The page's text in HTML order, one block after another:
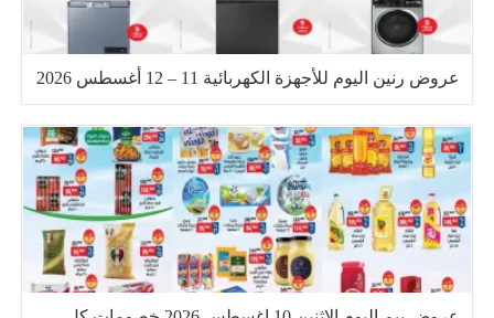
عروض رنين اليوم للأجهزة الكهربائية 11 – 12 أغسطس 2026